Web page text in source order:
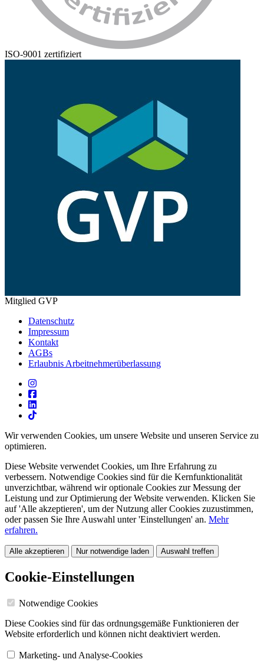
ISO-9001 zertifiziert
Mitglied GVP
Datenschutz
Impressum
Kontakt
AGBs
Erlaubnis Arbeitnehmerüberlassung
Wir verwenden Cookies, um unsere Website und unseren Service zu
optimieren.
Diese Website verwendet Cookies, um Ihre Erfahrung zu
verbessern. Notwendige Cookies sind für die Kernfunktionalität
unverzichtbar, während wir optionale Cookies zur Messung der
Leistung und zur Optimierung der Website verwenden. Klicken Sie
auf 'Alle akzeptieren', um der Nutzung aller Cookies zuzustimmen,
oder passen Sie Ihre Auswahl unter 'Einstellungen' an. Mehr
erfahren.
Alle akzeptieren Nur notwendige laden Auswahl treffen
Cookie-Einstellungen
Notwendige Cookies
Diese Cookies sind für das ordnungsgemäße Funktionieren der
Website erforderlich und können nicht deaktiviert werden.
Marketing- und Analyse-Cookies